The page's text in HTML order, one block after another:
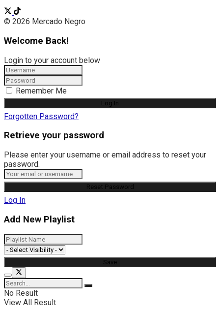
© 2026 Mercado Negro
Welcome Back!
Login to your account below
Remember Me
Forgotten Password?
Retrieve your password
Please enter your username or email address to reset your
password.
Log In
Add New Playlist
No Result
View All Result